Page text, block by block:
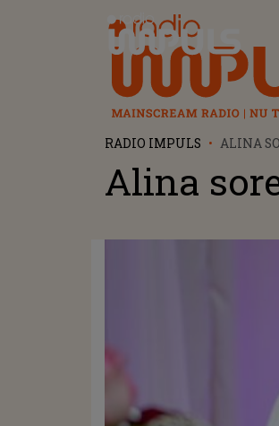
Radio Impuls
RADIO IMPULS ALINA
Alina